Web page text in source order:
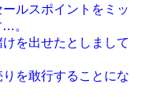
ルスポイントをミッ
。
を出せたとしまして
を敢行することにな